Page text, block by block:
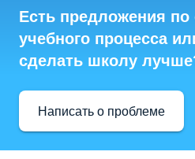
Есть предложения по
учебного процесса
сделать школу
Написать о проблеме